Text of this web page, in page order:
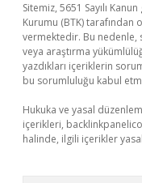
Sitemiz, 5651 Sayılı
Kurumu (BTK) tarafından
vermektedir. Bu
veya araştırma
yazdıkları içeriklerin
bu sorumluluğu kabul
Hukuka ve yasal
içerikleri,
halinde, ilgili içerikler